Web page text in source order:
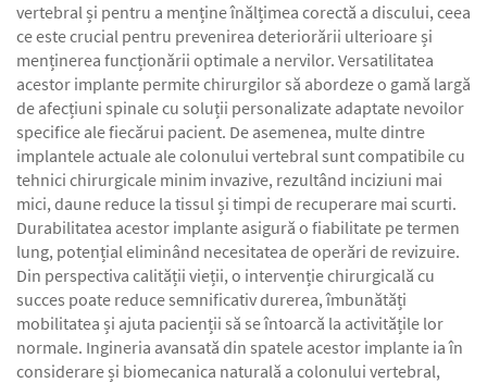
vertebral și pentru a menține înălțimea corectă a discului, ceea
ce este crucial pentru prevenirea deteriorării ulterioare și
menținerea funcționării optimale a nervilor. Versatilitatea
acestor implante permite chirurgilor să abordeze o gamă largă
de afecțiuni spinale cu soluții personalizate adaptate nevoilor
specifice ale fiecărui pacient. De asemenea, multe dintre
implantele actuale ale colonului vertebral sunt compatibile cu
tehnici chirurgicale minim invazive, rezultând inciziuni mai
mici, daune reduce la tissul și timpi de recuperare mai scurti.
Durabilitatea acestor implante asigură o fiabilitate pe termen
lung, potențial eliminând necesitatea de operări de revizuire.
Din perspectiva calității vieții, o intervenție chirurgicală cu
succes poate reduce semnificativ durerea, îmbunătăți
mobilitatea și ajuta pacienții să se întoarcă la activitățile lor
normale. Ingineria avansată din spatele acestor implante ia în
considerare și biomecanica naturală a colonului vertebral,